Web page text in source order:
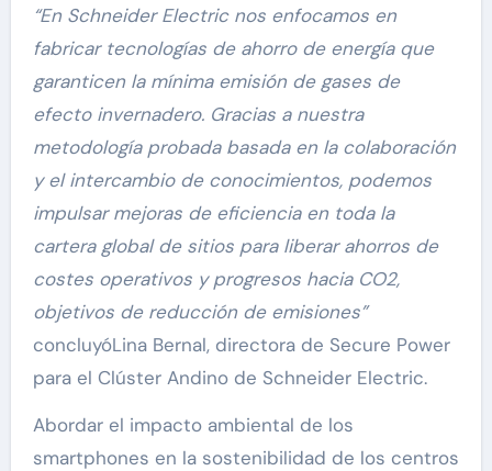
“En Schneider Electric nos enfocamos en
fabricar tecnologías de ahorro de energía que
garanticen la mínima emisión de gases de
efecto invernadero. Gracias a nuestra
metodología probada basada en la colaboración
y el intercambio de conocimientos, podemos
impulsar mejoras de eficiencia en toda la
cartera global de sitios para liberar ahorros de
costes operativos y progresos hacia CO2,
objetivos de reducción de emisiones”
concluyóLina Bernal, directora de Secure Power
para el Clúster Andino de Schneider Electric.
Abordar el impacto ambiental de los
smartphones en la sostenibilidad de los centros